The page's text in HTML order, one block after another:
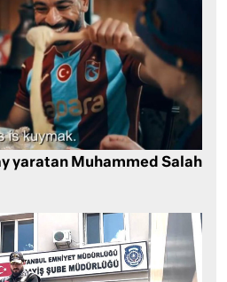
yaratan Muhammed Salah